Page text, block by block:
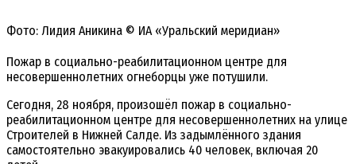
Фото: Лидия Аникина © ИА «Уральский меридиан»
Пожар в социально-реабилитационном центре для
несовершеннолетних огнеборцы уже потушили.
Сегодня, 28 ноября, произошёл пожар в социально-
реабилитационном центре для несовершеннолетних на улице
Строителей в Нижней Салде. Из задымлённого здания
самостоятельно эвакуировались 40 человек, включая 20